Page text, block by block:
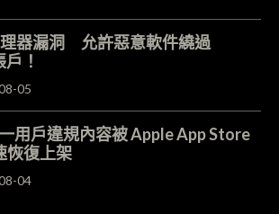
器漏洞 允許惡意軟件繞過
！
05
用戶違規內容被 Apple App Store
恢復上架
04